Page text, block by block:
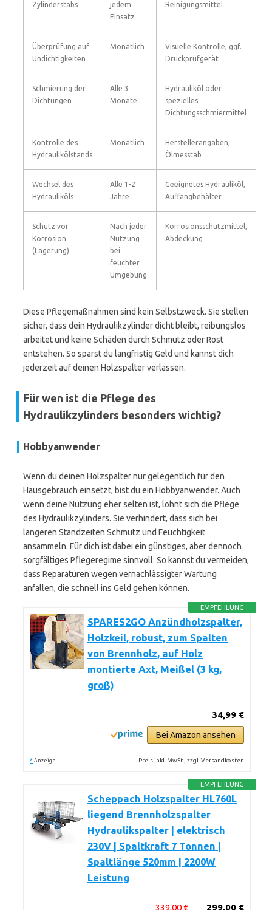
Zylinderstabs
jedem
Einsatz
Reinigungsmittel
Überprüfung auf
Undichtigkeiten
Monatlich
Visuelle Kontrolle, ggf.
Druckprüfgerät
Schmierung der
Dichtungen
Alle 3
Monate
Hydrauliköl oder
spezielles
Dichtungsschmiermittel
Kontrolle des
Hydraulikölstands
Monatlich
Herstellerangaben,
Ölmesstab
Wechsel des
Hydrauliköls
Alle 1-2
Jahre
Geeignetes Hydrauliköl,
Auffangbehälter
Schutz vor
Korrosion
(Lagerung)
Nach jeder
Nutzung
bei
feuchter
Umgebung
Korrosionsschutzmittel,
Abdeckung
Diese Pflegemaßnahmen sind kein Selbstzweck. Sie stellen
sicher, dass dein Hydraulikzylinder dicht bleibt, reibungslos
arbeitet und keine Schäden durch Schmutz oder Rost
entstehen. So sparst du langfristig Geld und kannst dich
jederzeit auf deinen Holzspalter verlassen.
Für wen ist die Pflege des
Hydraulikzylinders besonders wichtig?
Hobbyanwender
Wenn du deinen Holzspalter nur gelegentlich für den
Hausgebrauch einsetzt, bist du ein Hobbyanwender. Auch
wenn deine Nutzung eher selten ist, lohnt sich die Pflege
des Hydraulikzylinders. Sie verhindert, dass sich bei
längeren Standzeiten Schmutz und Feuchtigkeit
ansammeln. Für dich ist dabei ein günstiges, aber dennoch
sorgfältiges Pflegeregime sinnvoll. So kannst du vermeiden,
dass Reparaturen wegen vernachlässigter Wartung
anfallen, die schnell ins Geld gehen können.
EMPFEHLUNG
SPARES2GO Anzündholzspalter,
Holzkeil, robust, zum Spalten
von Brennholz, auf Holz
montierte Axt, Meißel (3 kg,
groß)
34,99 €
Bei Amazon ansehen
* Anzeige Preis inkl. MwSt., zzgl. Versandkosten
EMPFEHLUNG
Scheppach Holzspalter HL760L
liegend Brennholzspalter
Hydraulikspalter | elektrisch
230V | Spaltkraft 7 Tonnen |
Spaltlänge 520mm | 2200W
Leistung
299,00 €
339,00 €